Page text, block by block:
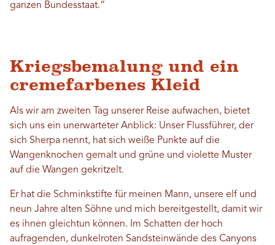
ganzen Bundesstaat.“
Kriegsbemalung und ein
cremefarbenes Kleid
Als wir am zweiten Tag unserer Reise aufwachen, bietet
sich uns ein unerwarteter Anblick: Unser Flussführer, der
sich Sherpa nennt, hat sich weiße Punkte auf die
Wangenknochen gemalt und grüne und violette Muster
auf die Wangen gekritzelt.
Er hat die Schminkstifte für meinen Mann, unsere elf und
neun Jahre alten Söhne und mich bereitgestellt, damit wir
es ihnen gleichtun können. Im Schatten der hoch
aufragenden, dunkelroten Sandsteinwände des Canyons